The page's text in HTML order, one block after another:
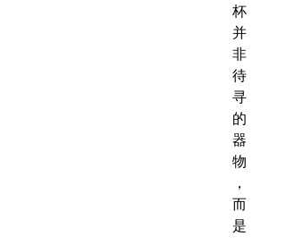
杯
并
非
待
寻
的
器
物
，
而
是